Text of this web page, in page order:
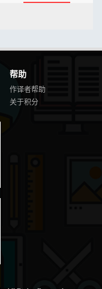
帮助
作译者帮助
关于积分